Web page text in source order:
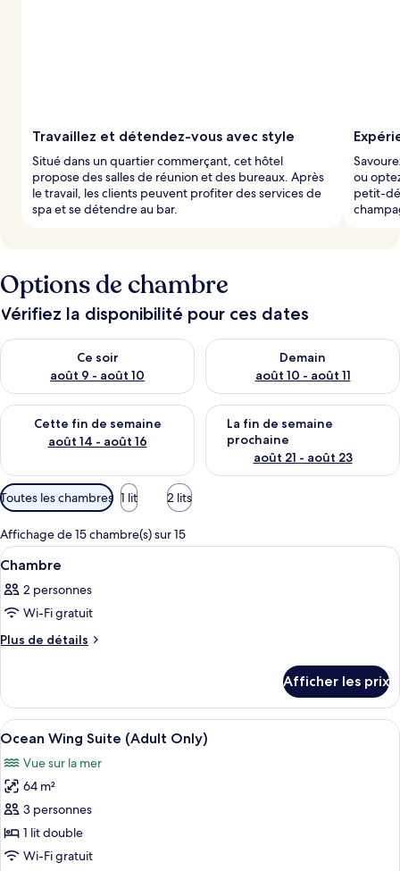
Travaillez et détendez-vous avec style
Situé dans un quartier commerçant, cet hôtel
propose des salles de réunion et des bureaux. Après
le travail, les clients peuvent profiter des services de
spa et se détendre au bar.
ou
petit-
Options de chambre
Vérifiez la disponibilité pour ces dates
Ce soir
août 9 - août 10
Vérifier la disponibilité pour ce soir août 9 - août 10
Demain
août 10 - août 11
Vérifier la disponibilité pour
Cette fin de semaine
août 14 - août 16
Vérifier la disponibilité pour cette fin de semaine août 14 -
La fin de semaine
prochaine
août 21 - août 23
Vérifier la disponibilité pour
Filtres
disponibles
pour
les
chambres
Toutes les chambres 1 lit 2 lits
Affichage de 15 chambre(s) sur 15
Afficher
toutes
les
photos
pour
de
chambre :
Chambre
Une chambre d’hôtel avec un
5
Chambre
2 personnes
Wi-Fi gratuit
Plus de détails
Plus
Chambre
Afficher les prix
Afficher
toutes
les
photos
pour
ce
type
Une chambre d’hôtel spacieuse,
12
Ocean Wing Suite (Adult Only)
Vue sur la mer
64 m²
3 personnes
1 lit double
Wi-Fi gratuit